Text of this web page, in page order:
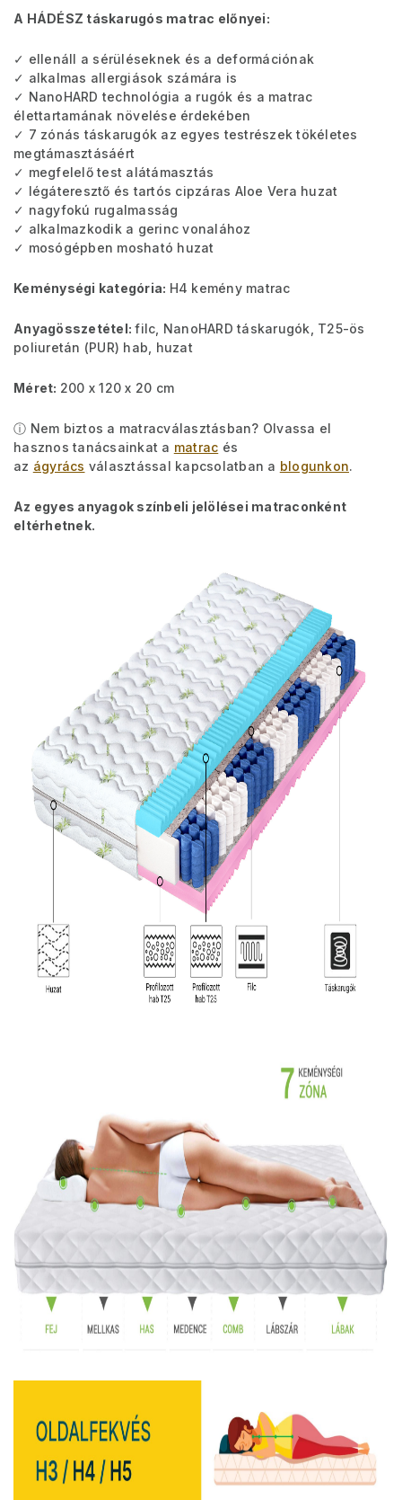
A HÁDÉSZ táskarugós matrac előnyei:
✓ ellenáll a sérüléseknek és a deformációnak
✓ alkalmas allergiások számára is
✓ NanoHARD technológia a rugók és a matrac
élettartamának növelése érdekében
✓ 7 zónás táskarugók az egyes testrészek tökéletes
megtámasztásáért
✓ megfelelő test alátámasztás
✓ légáteresztő és tartós cipzáras Aloe Vera huzat
✓ nagyfokú rugalmasság
✓ alkalmazkodik a gerinc vonalához
✓ mosógépben mosható huzat
Keménységi kategória: H4 kemény matrac
Anyagösszetétel:filc, NanoHARD táskarugók, T25-ös
poliuretán (PUR) hab, huzat
Méret: 200 x 120 x 20 cm
ⓘ Nem biztos a matracválasztásban? Olvassa el
hasznos tanácsainkat a matrac és
az ágyrács választással kapcsolatban a blogunkon.
Az egyes anyagok színbeli jelölései matraconként
eltérhetnek.